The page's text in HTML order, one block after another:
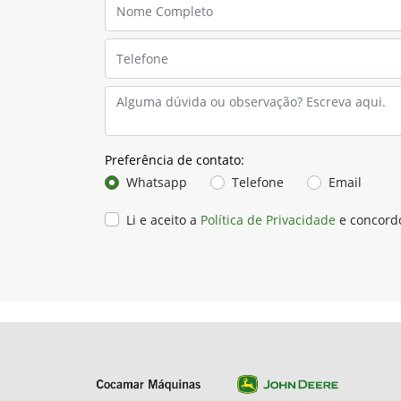
paranaense.
Ao longo dos últimos anos, com o forte
propriedades, bem como melhores resultados.
Soluções Conectadas (CSC) da concessionária,
Além do monitoramento de máquinas em
que englobam todo o ciclo produtivo do cliente.
Com o sucesso de suas atividades a Cocamar
Precisão, atendendo a todos os requisitos no
Mundial”, um programa desenvolvido pela John
Tal distinção demonstra o sucesso de todas as
empenho de uma equipe engajada, que coloca